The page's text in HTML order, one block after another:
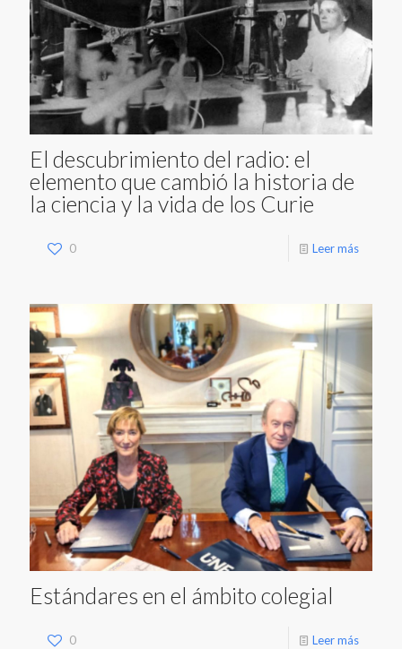
El descubrimiento del radio: el
elemento que cambió la historia de
la ciencia y la vida de los Curie
0 Leer más
Estándares en el ámbito colegial
0 Leer más